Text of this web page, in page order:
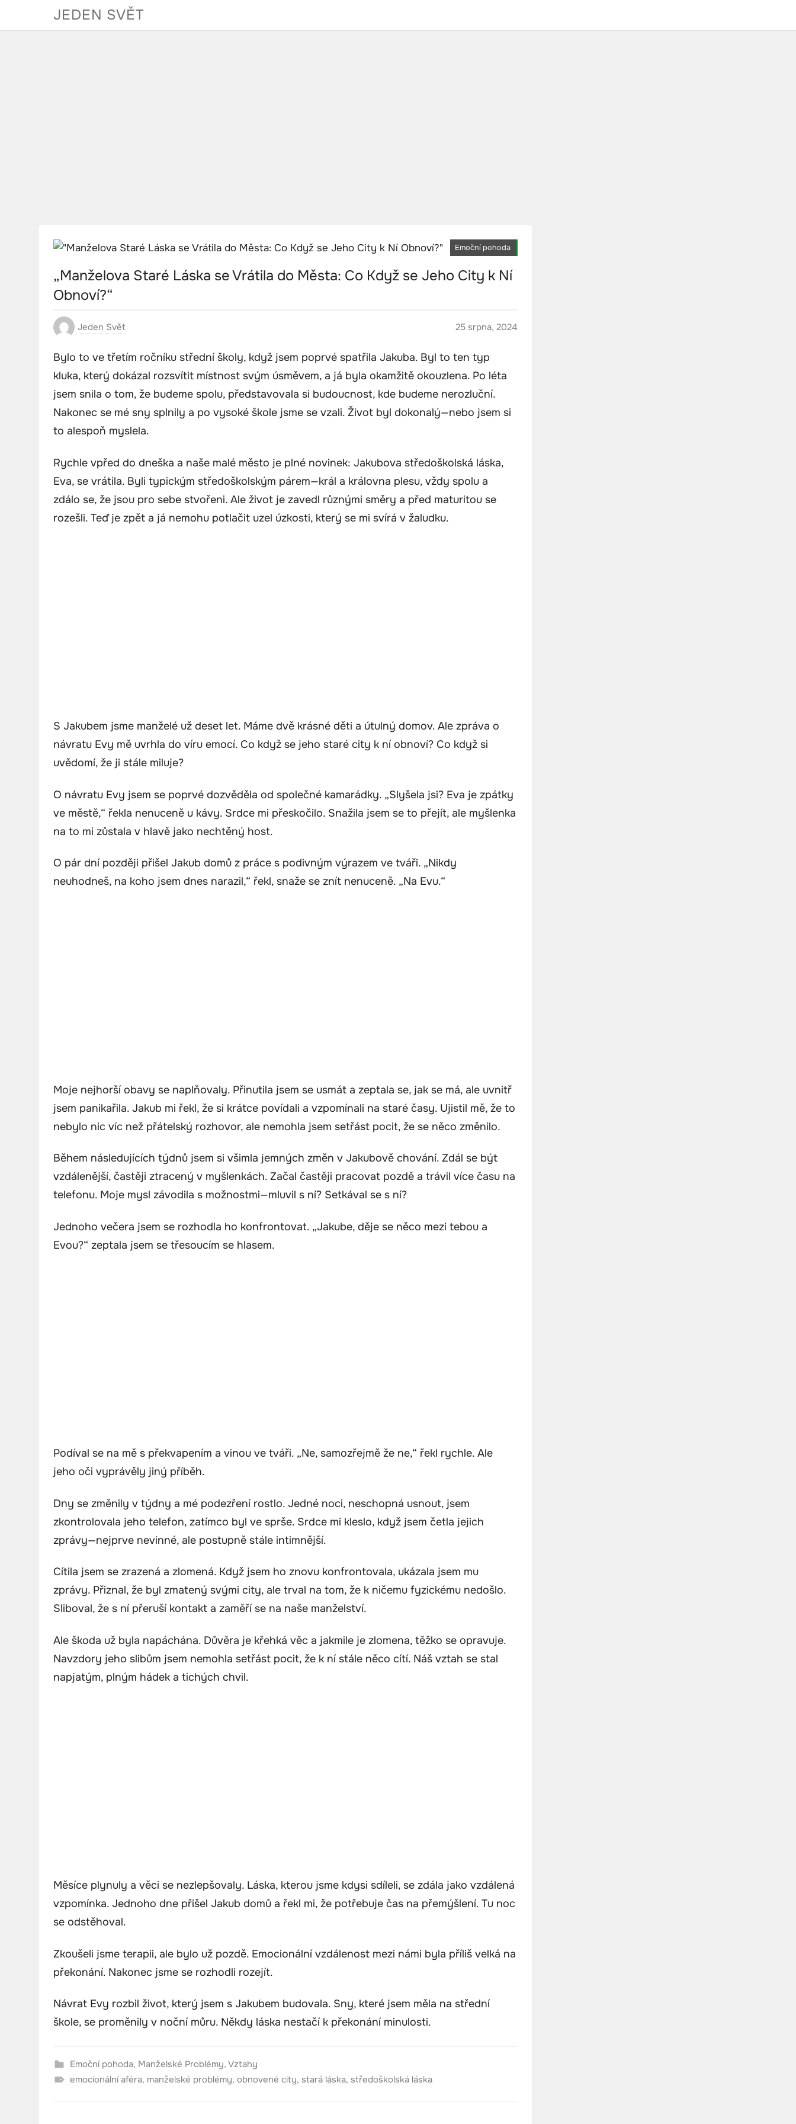
JEDEN SVĚT
Emoční pohoda
„Manželova Staré Láska se Vrátila do Města: Co Když se Jeho City k Ní
Obnoví?“
Jeden Svět 25 srpna, 2024
Bylo to ve třetím ročníku střední školy, když jsem poprvé spatřila Jakuba. Byl to ten typ
kluka, který dokázal rozsvítit místnost svým úsměvem, a já byla okamžitě okouzlena. Po léta
jsem snila o tom, že budeme spolu, představovala si budoucnost, kde budeme nerozluční.
Nakonec se mé sny splnily a po vysoké škole jsme se vzali. Život byl dokonalý—nebo jsem si
to alespoň myslela.
Rychle vpřed do dneška a naše malé město je plné novinek: Jakubova středoškolská láska,
Eva, se vrátila. Byli typickým středoškolským párem—král a královna plesu, vždy spolu a
zdálo se, že jsou pro sebe stvořeni. Ale život je zavedl různými směry a před maturitou se
rozešli. Teď je zpět a já nemohu potlačit uzel úzkosti, který se mi svírá v žaludku.
S Jakubem jsme manželé už deset let. Máme dvě krásné děti a útulný domov. Ale zpráva o
návratu Evy mě uvrhla do víru emocí. Co když se jeho staré city k ní obnoví? Co když si
uvědomí, že ji stále miluje?
O návratu Evy jsem se poprvé dozvěděla od společné kamarádky. „Slyšela jsi? Eva je zpátky
ve městě,“ řekla nenuceně u kávy. Srdce mi přeskočilo. Snažila jsem se to přejít, ale myšlenka
na to mi zůstala v hlavě jako nechtěný host.
O pár dní později přišel Jakub domů z práce s podivným výrazem ve tváři. „Nikdy
neuhodneš, na koho jsem dnes narazil,“ řekl, snaže se znít nenuceně. „Na Evu.“
Moje nejhorší obavy se naplňovaly. Přinutila jsem se usmát a zeptala se, jak se má, ale uvnitř
jsem panikařila. Jakub mi řekl, že si krátce povídali a vzpomínali na staré časy. Ujistil mě, že to
nebylo nic víc než přátelský rozhovor, ale nemohla jsem setřást pocit, že se něco změnilo.
Během následujících týdnů jsem si všimla jemných změn v Jakubově chování. Zdál se být
vzdálenější, častěji ztracený v myšlenkách. Začal častěji pracovat pozdě a trávil více času na
telefonu. Moje mysl závodila s možnostmi—mluvil s ní? Setkával se s ní?
Jednoho večera jsem se rozhodla ho konfrontovat. „Jakube, děje se něco mezi tebou a
Evou?“ zeptala jsem se třesoucím se hlasem.
Podíval se na mě s překvapením a vinou ve tváři. „Ne, samozřejmě že ne,“ řekl rychle. Ale
jeho oči vyprávěly jiný příběh.
Dny se změnily v týdny a mé podezření rostlo. Jedné noci, neschopná usnout, jsem
zkontrolovala jeho telefon, zatímco byl ve sprše. Srdce mi kleslo, když jsem četla jejich
zprávy—nejprve nevinné, ale postupně stále intimnější.
Cítila jsem se zrazená a zlomená. Když jsem ho znovu konfrontovala, ukázala jsem mu
zprávy. Přiznal, že byl zmatený svými city, ale trval na tom, že k ničemu fyzickému nedošlo.
Sliboval, že s ní přeruší kontakt a zaměří se na naše manželství.
Ale škoda už byla napáchána. Důvěra je křehká věc a jakmile je zlomena, těžko se opravuje.
Navzdory jeho slibům jsem nemohla setřást pocit, že k ní stále něco cítí. Náš vztah se stal
napjatým, plným hádek a tichých chvil.
Měsíce plynuly a věci se nezlepšovaly. Láska, kterou jsme kdysi sdíleli, se zdála jako vzdálená
vzpomínka. Jednoho dne přišel Jakub domů a řekl mi, že potřebuje čas na přemýšlení. Tu noc
se odstěhoval.
Zkoušeli jsme terapii, ale bylo už pozdě. Emocionální vzdálenost mezi námi byla příliš velká na
překonání. Nakonec jsme se rozhodli rozejít.
Návrat Evy rozbil život, který jsem s Jakubem budovala. Sny, které jsem měla na střední
škole, se proměnily v noční můru. Někdy láska nestačí k překonání minulosti.
Emoční pohoda, Manželské Problémy, Vztahy
emocionální aféra, manželské problémy, obnovené city, stará láska, středoškolská láska